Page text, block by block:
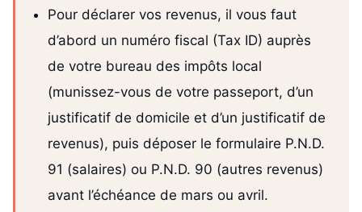
Pour déclarer vos revenus, il vous faut
d’abord un numéro fiscal (Tax ID) auprès
de votre bureau des impôts local
(munissez-vous de votre passeport, d’un
justificatif de domicile et d’un justificatif de
revenus), puis déposer le formulaire P.N.D.
91 (salaires) ou P.N.D. 90 (autres revenus)
avant l’échéance de mars ou avril.